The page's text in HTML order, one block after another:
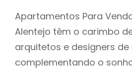
Apartamentos Para
Alentejo têm o carimbo
arquitetos e designers
complementando o